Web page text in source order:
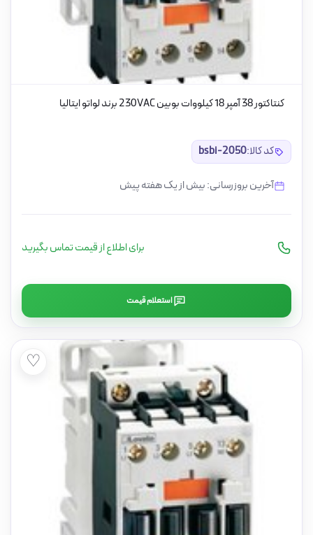
کنتاکتور 38 آمپر 18 کیلووات بوبین 230VAC برند لواتو ایتالیا
کد کالا:bsbi-2050
آخرین بروزرسانی: بیش از یک هفته پیش
برای اطلاع از قیمت تماس بگیرید
استعلام قیمت
♡